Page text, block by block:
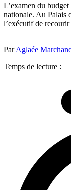
L’examen du budget
nationale. Au Palais
l’exécutif de
ParAglaée Marchand
Temps de lecture :